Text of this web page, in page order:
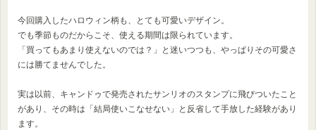
今回購入したハロウィン柄も、とても可愛いデザイン。
でも季節ものだからこそ、使える期間は限られています。
「買ってもあまり使えないのでは？」と迷いつつも、やっぱりその可愛さ
には勝てませんでした。
実は以前、キャンドゥで発売されたサンリオのスタンプに飛びついたこと
があり、その時は「結局使いこなせない」と反省して手放した経験があり
ます。